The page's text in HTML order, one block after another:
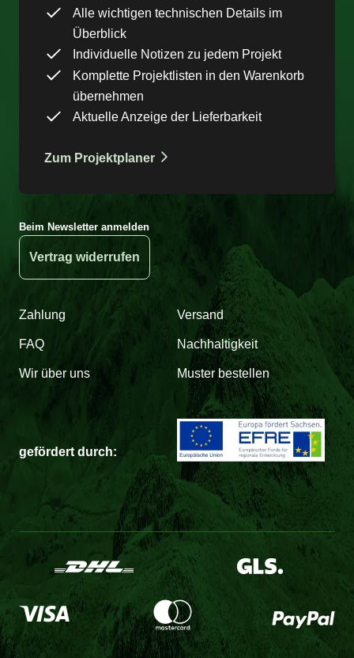
Alle wichtigen technischen Details im
Überblick
Individuelle Notizen zu jedem Projekt
Komplette Projektlisten in den Warenkorb
übernehmen
Aktuelle Anzeige der Lieferbarkeit
Zum Projektplaner
Beim Newsletter anmelden
Vertrag widerrufen
Zahlung Versand
FAQ Nachhaltigkeit
Wir über uns Muster bestellen
gefördert durch: